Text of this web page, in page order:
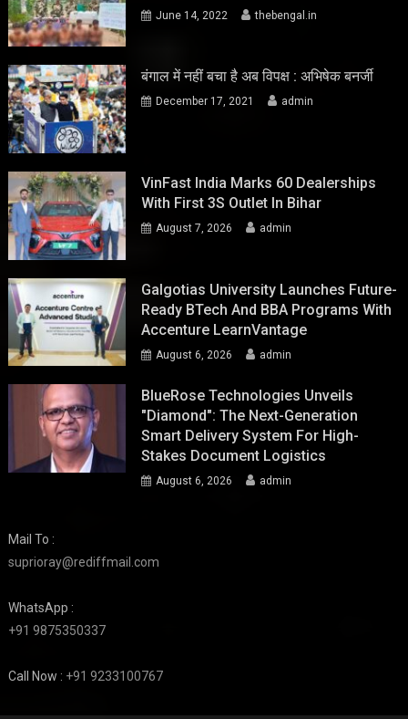
June 14, 2022 thebengal.in
बंगाल में नहीं बचा है अब विपक्ष : अभिषेक बनर्जी
December 17, 2021 admin
VinFast India Marks 60 Dealerships
With First 3S Outlet In Bihar
August 7, 2026 admin
Galgotias University Launches Future-
Ready BTech And BBA Programs With
Accenture LearnVantage
August 6, 2026 admin
BlueRose Technologies Unveils
"Diamond": The Next-Generation
Smart Delivery System For High-
Stakes Document Logistics
August 6, 2026 admin
Mail To :
suprioray@rediffmail.com
WhatsApp :
+91 9875350337
Call Now : +91 9233100767